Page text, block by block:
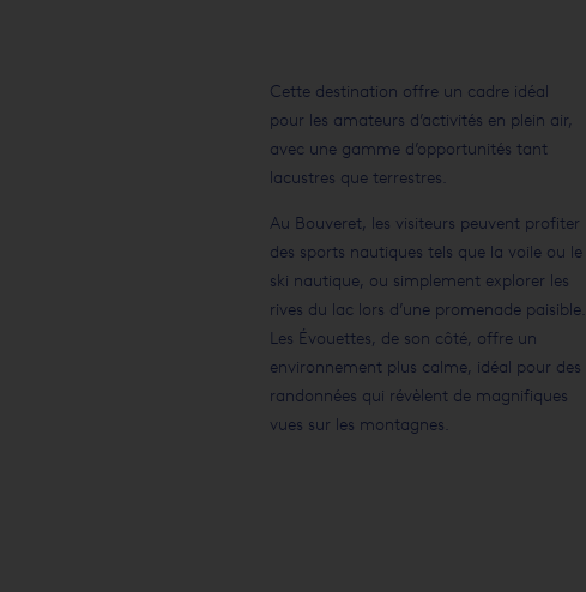
Cette destination offre un cadre idéal
pour les amateurs d’activités en plein air,
avec une gamme d’opportunités tant
lacustres que terrestres.
Au Bouveret, les visiteurs peuvent profiter
des sports nautiques tels que la voile ou le
ski nautique, ou simplement explorer les
rives du lac lors d’une promenade paisible.
Les Évouettes, de son côté, offre un
environnement plus calme, idéal pour des
randonnées qui révèlent de magnifiques
vues sur les montagnes.